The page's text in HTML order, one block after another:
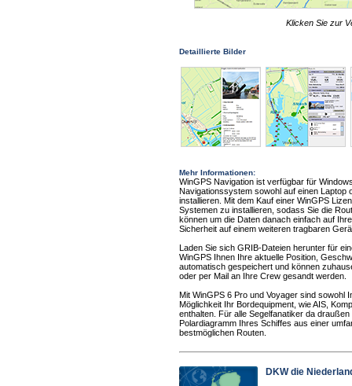
Klicken Sie zur
Detaillierte Bilder
Mehr Informationen:
WinGPS Navigation ist verfügbar für
Navigationssystem sowohl auf einen Laptop
installieren. Mit dem Kauf einer WinGPS
Systemen zu installieren, sodass Sie die
können um die Daten danach einfach auf
Sicherheit auf einem weiteren tragbaren
Laden Sie sich GRIB-Dateien herunter für
WinGPS Ihnen Ihre aktuelle Position,
automatisch gespeichert und können
oder per Mail an Ihre Crew gesandt werden.
Mit WinGPS 6 Pro und Voyager sind sowohl
Möglichkeit Ihr Bordequipment, wie AIS,
enthalten. Für alle Segelfanatiker da
Polardiagramm Ihres Schiffes aus einer
bestmöglichen Routen.
DKW die